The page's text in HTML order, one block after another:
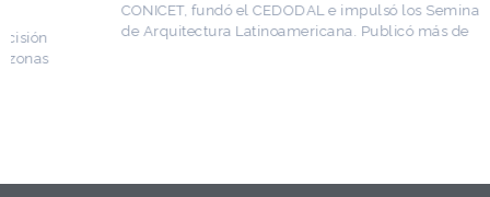
CONICET, fundó el CEDODAL e impulsó los Seminarios
de Arquitectura Latinoamericana. Publicó más de